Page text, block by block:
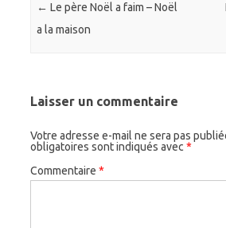
Navigation des articles
← Le père Noël a faim – Noël
a la maison
Laisser un commentaire
Votre adresse e-mail ne sera pas
obligatoires sont indiqués avec *
Commentaire *